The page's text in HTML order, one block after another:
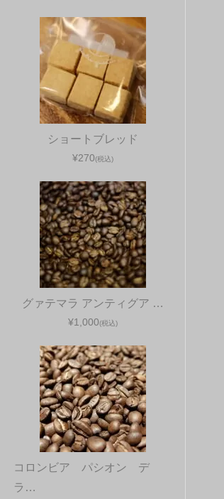
ショートブレッド
¥270(税込)
グァテマラ アンティグア …
¥1,000(税込)
コロンビア パシオン デ
ラ…